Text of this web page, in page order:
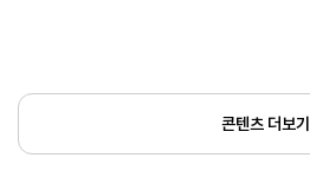
콘텐츠 더보기